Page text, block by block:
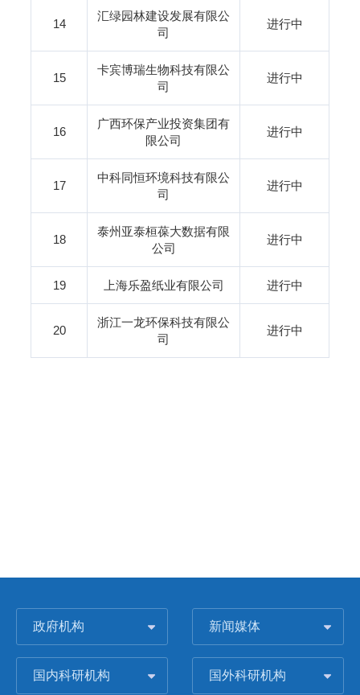
14
汇绿园林建设发展有限公
司
进行中
15
卡宾博瑞生物科技有限公
司
进行中
16
广西环保产业投资集团有
限公司
进行中
17
中科同恒环境科技有限公
司
进行中
18
泰州亚泰桓葆大数据有限
公司
进行中
19 上海乐盈纸业有限公司 进行中
20
浙江一龙环保科技有限公
司
进行中
政府机构 新闻媒体
国内科研机构 国外科研机构